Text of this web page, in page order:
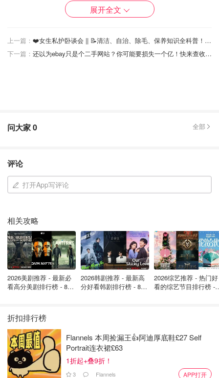
最近在追的国产剧。个人其实看国产剧比较少，这应该是既
儿，冷面决绝的鱼肠，从一而忠的檀棋，爱憎分明的闻
染。。。
弘瑰丽，要给导演各种打☎️电话！！这么尽善尽美的电视剧
不火也是完全没道理！！
类型: 纪录片
一句话剧情简介：以国人烧烤情结为主题的纪录片，展现全
国各地各具特色的烧烤文化，以及人生一味。
展开全文
上一篇：
❤️女生私护卧谈会 || 📝清洁、自治、除毛、保养知识全科普！ ⭐英国私护好物大盘点~
下一篇：
还以为ebay只是个二手网站？你可能要损失一个亿！快来查收这份ebay挖宝指南~
问大家0 全部
评论
打开App写评论
相关攻略
2026美剧推荐 - 最新必
看高分美剧排行榜 - 8月
2026韩剧推荐 - 最新高
分好看韩剧排行榜 - 8月
2026综艺推荐 - 热门好
看的综艺节目排行榜 -
折扣排行榜
Flannels 本周捡漏王👍阿迪厚底鞋£27 Self
Portrait连衣裙£63
1折起+叠9折！
3 Flannels APP打开